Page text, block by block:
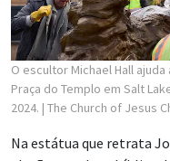
O escultor Michael Hall
Praça do Templo em Salt
2024. | The Church of Jesus
Na estátua que retrata